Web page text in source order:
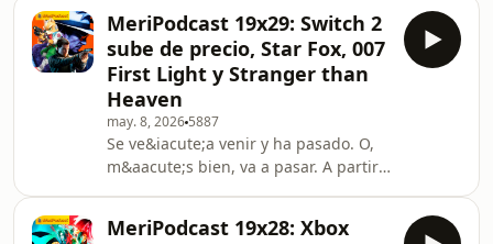
tambi&eacute;n han modi
de los Anillos: Online era uno de sus
t&iacute;tulos m&aacute;s
ambiciosos. Sin embargo, la
compa&ntilde;&iacute;a de Jeff Bezos
acaba de anunciar su
cancelaci&oacute;n. La buena noticia
es que trabajan en otro videojuego.
Este es, por supuesto, uno de los te
MeriPodcast 19x29: Switch 2
sube de precio, Star Fox, 007
First Light y Stranger than
Heaven
may. 8, 2026 5887
Se ve&iacute;a venir y ha pasado. O,
m&aacute;s bien, va a pasar. A partir
precio en Europa, Estados Unidos y
MeriPodcast 19x28: Xbox